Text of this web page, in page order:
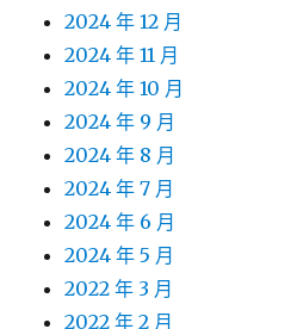
2024 年 12 月
2024 年 11 月
2024 年 10 月
2024 年 9 月
2024 年 8 月
2024 年 7 月
2024 年 6 月
2024 年 5 月
2022 年 3 月
2022 年 2 月